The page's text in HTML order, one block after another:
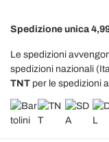
Spedizione unica
Le spedizioni
spedizioni nazionali
TNT per le spedizioni